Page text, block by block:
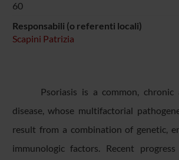
60
Responsabili (o referenti locali)
Scapini Patrizia
Psoriasis is a common, chronic
disease, whose multifactorial
result from a combination of genetic,
immunologic factors. Recent